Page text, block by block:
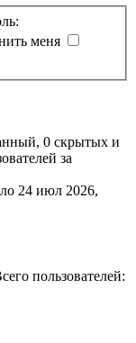
меня
0 скрытых и
за
24 июл 2026,
пользователей: